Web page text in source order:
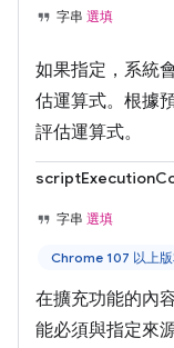
字串 選填
如果指定，系統
估運算式。根據
評估運算式。
字串 選填
Chrome 107 以上
在擴充功能的內
能必須與指定來